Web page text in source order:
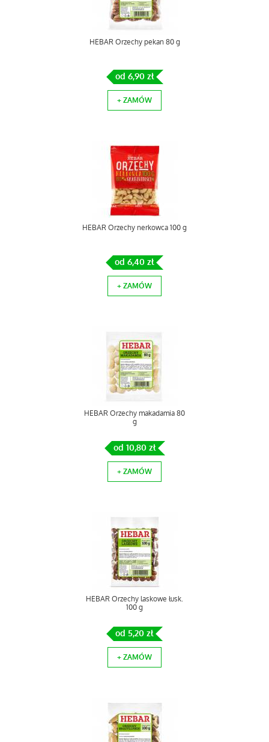
HEBAR Orzechy pekan 80 g
od 6,90 zł
+ ZAMÓW
HEBAR Orzechy nerkowca 100 g
od 6,40 zł
+ ZAMÓW
HEBAR Orzechy makadamia 80
g
od 10,80 zł
+ ZAMÓW
HEBAR Orzechy laskowe łusk.
100 g
od 5,20 zł
+ ZAMÓW